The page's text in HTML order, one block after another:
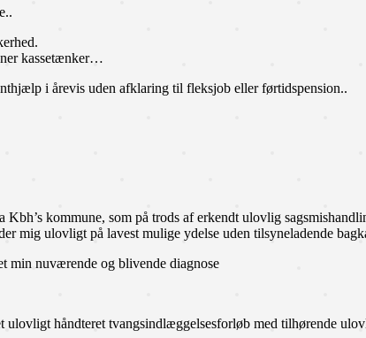
kassetænker…
i årevis uden afklaring til fleksjob eller førtidspension..
Kbh’s kommune, som på trods af erkendt ulovlig
mig ulovligt på lavest mulige ydelse uden tilsyneladende
min nuværende og blivende diagnose
ulovligt håndteret tvangsindlæggelsesforløb med tilhørende